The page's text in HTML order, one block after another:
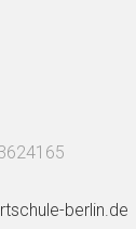
berlin.de